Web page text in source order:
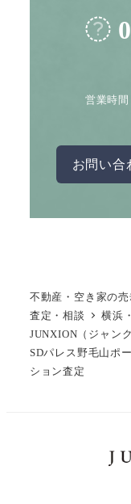
営業時
お問い合
不動産・空き家の
査定・相談
横浜
JUNXION（ジャン
SDパレス野毛山ポ
ション査定